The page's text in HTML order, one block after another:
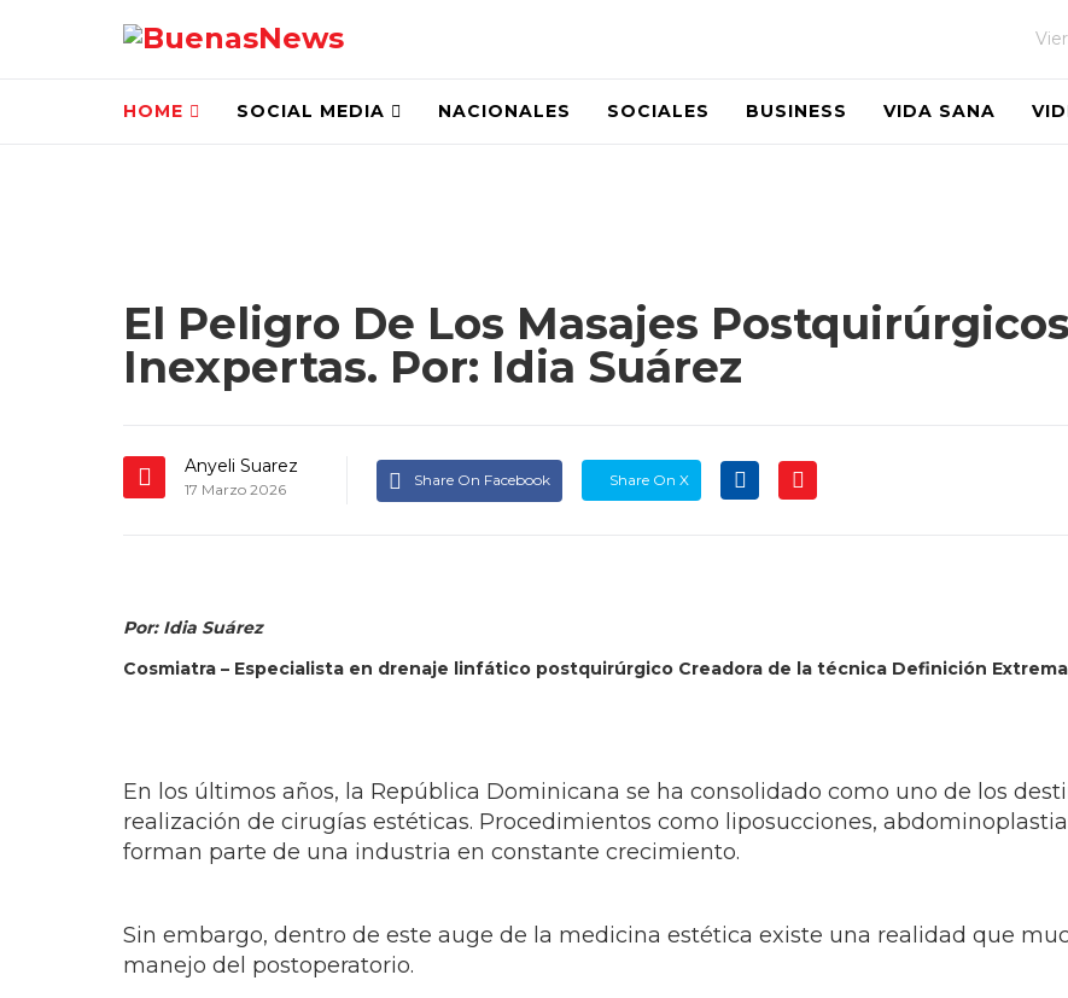
HOME SOCIAL MEDIA NACIONALES SOCIALES BUSINESS VIDA SANA
El Peligro De Los Masajes
Inexpertas. Por: Idia Suárez
Anyeli Suarez
17 Marzo 2026
Share On Facebook Share On X
Por: Idia Suárez
Cosmiatra – Especialista en drenaje linfático postquirúrgico Creadora de la técnica Definición Extrema
En los últimos años, la República Dominicana se ha consolidado como uno de los
realización de cirugías estéticas. Procedimientos como liposucciones,
forman parte de una industria en constante crecimiento.
Sin embargo, dentro de este auge de la medicina estética existe una realidad que
manejo del postoperatorio.